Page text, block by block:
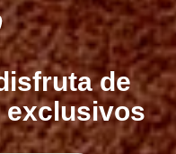
de
exclusivos